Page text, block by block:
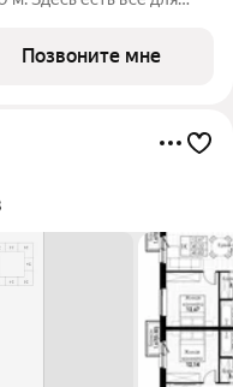
Безопасность на
Позвоните мне